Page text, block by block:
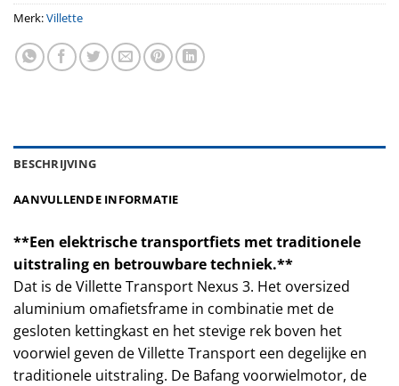
Merk:Villette
BESCHRIJVING
AANVULLENDE INFORMATIE
**Een elektrische transportfiets met traditionele
uitstraling en betrouwbare techniek.**
Dat is de Villette Transport Nexus 3. Het oversized
aluminium omafietsframe in combinatie met de
gesloten kettingkast en het stevige rek boven het
voorwiel geven de Villette Transport een degelijke en
traditionele uitstraling. De Bafang voorwielmotor, de